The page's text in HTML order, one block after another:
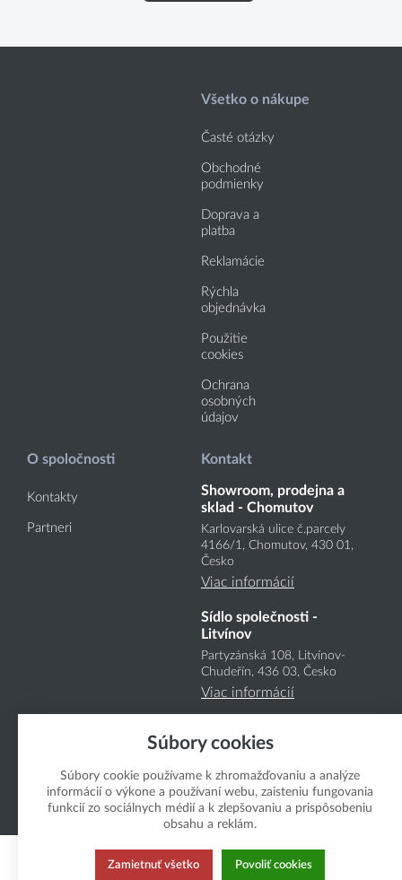
Všetko o nákupe
Časté otázky
Obchodné
podmienky
Doprava a
platba
Reklamácie
Rýchla
objednávka
Použitie
cookies
Ochrana
osobných
údajov
O spoločnosti
Kontakty
Partneri
Kontakt
Showroom, prodejna a
sklad - Chomutov
Karlovarská ulice č.parcely
4166/1, Chomutov, 430 01,
Česko
Viac informácií
Sídlo společnosti -
Litvínov
Partyzánská 108, Litvínov-
Chudeřín, 436 03, Česko
Viac informácií
Copyright Boukal.SK 2026
Súbory cookies
Súbory cookie používame k zhromažďovaniu a analýze
informácií o výkone a používaní webu, zaisteniu fungovania
funkcií zo sociálnych médií a k zlepšovaniu a prispôsobeniu
obsahu a reklám.
Zamietnuť všetko Povoliť cookies